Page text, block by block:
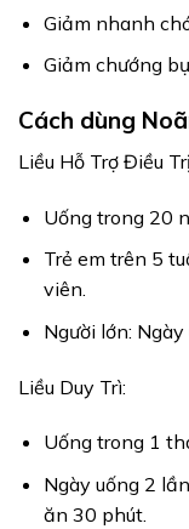
Giảm nhanh
Giảm chướng
Cách dùng
Liều Hỗ Trợ Điều
Uống trong 20
Trẻ em trên 5
viên.
Người lớn:
Liều Duy Trì:
Uống trong 1
Ngày uống 2
ăn 30 phút.